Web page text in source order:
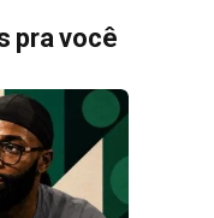
pra você